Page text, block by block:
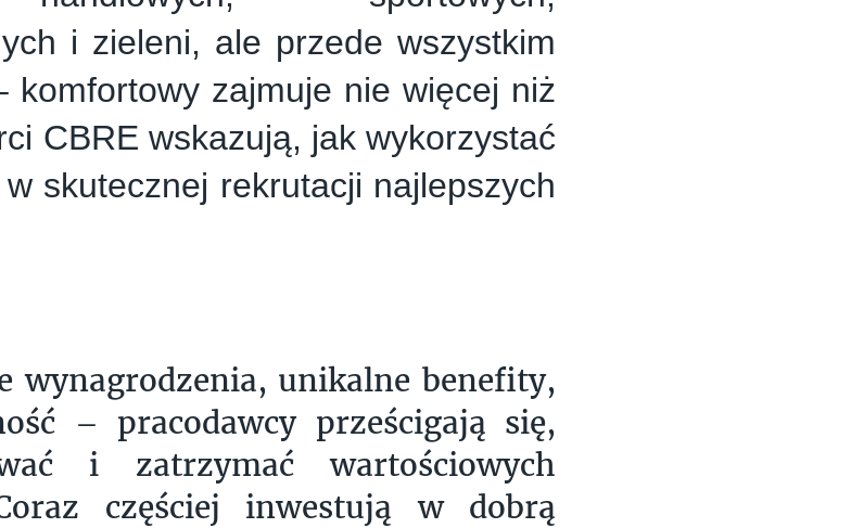
i zieleni, ale przede wszystkim
komfortowy zajmuje nie więcej niż
CBRE wskazują, jak wykorzystać
skutecznej rekrutacji najlepszych
wynagrodzenia, unikalne benefity,
– pracodawcy prześcigają się,
i zatrzymać wartościowych
częściej inwestują w dobrą